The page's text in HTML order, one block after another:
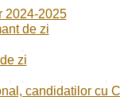
2024-2025
de zi
zi
candidatilor cu